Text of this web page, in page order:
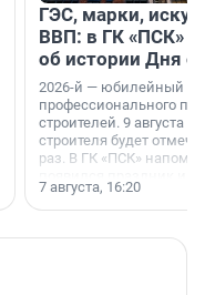
ГЭС, марки,
ВВП: в ГК «ПСК»
об истории Дня
2026-й — юбилейный
профессионального
строителей. 9 августа
строителя будет
раз. В ГК «ПСК»
поменялась роль
7 августа, 16:20